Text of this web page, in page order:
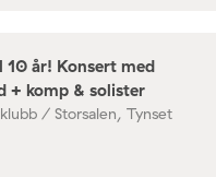
10 år! Konsert med
+ komp & solister
/ Storsalen, Tynset